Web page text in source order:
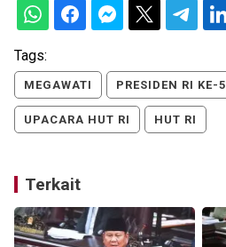
Tags:
MEGAWATI PRESIDEN RI KE-5
UPACARA HUT RI HUT RI
Terkait